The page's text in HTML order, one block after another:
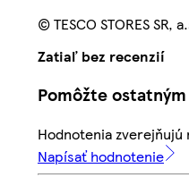
© TESCO STORES SR,
Zatiaľ bez recenzií
Pomôžte
Hodnotenia zverejňujú
Napísať hodnotenie